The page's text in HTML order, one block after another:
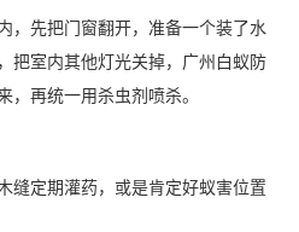
，先把门窗翻开，准备一个装了水
把室内其他灯光关掉，广州白蚁防
，再统一用杀虫剂喷杀。
缝定期灌药，或是肯定好蚁害位置